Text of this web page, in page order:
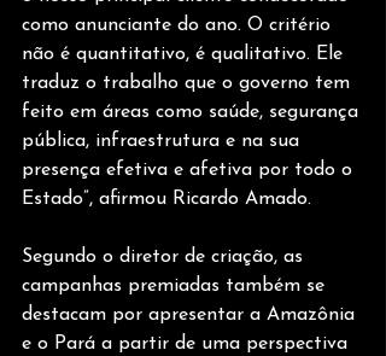
como anunciante do ano. O critério
não é quantitativo, é qualitativo. Ele
traduz o trabalho que o governo tem
feito em áreas como saúde, segurança
pública, infraestrutura e na sua
presença efetiva e afetiva por todo o
Estado”, afirmou Ricardo Amado.
Segundo o diretor de criação, as
campanhas premiadas também se
destacam por apresentar a Amazônia
e o Pará a partir de uma perspectiva